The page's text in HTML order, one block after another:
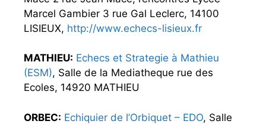
Marcel Gambier 3 rue Gal Leclerc, 14100
LISIEUX, http://www.echecs-lisieux.fr
MATHIEU: Echecs et Strategie à Mathieu
(ESM), Salle de la Mediatheque rue des
Ecoles, 14920 MATHIEU
ORBEC: Echiquier de l’Orbiquet – EDO, Salle